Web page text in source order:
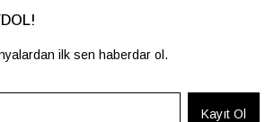
ilk sen haberdar ol.
Kayıt Ol